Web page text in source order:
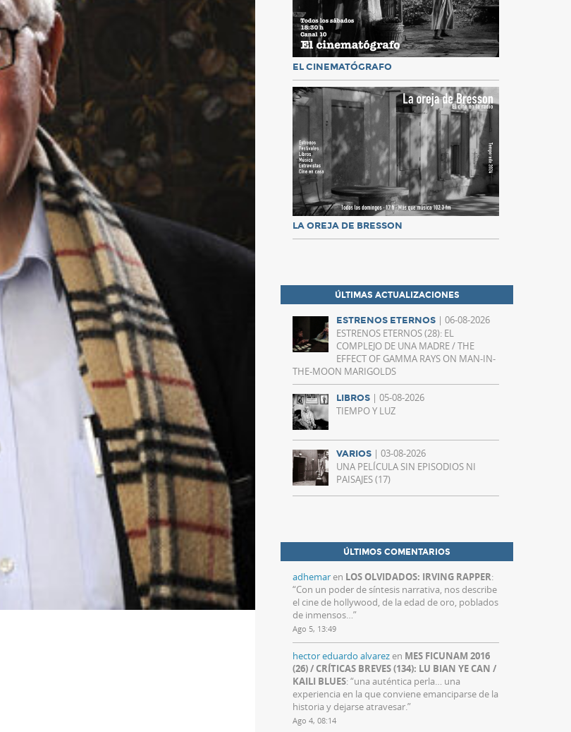
EL CINEMATÓGRAFO
LA OREJA DE BRESSON
ÚLTIMAS ACTUALIZACIONES
ESTRENOS ETERNOS | 06-08-2026
ESTRENOS ETERNOS (28): EL
COMPLEJO DE UNA MADRE / THE
EFFECT OF GAMMA RAYS ON MAN-IN-
THE-MOON MARIGOLDS
LIBROS | 05-08-2026
TIEMPO Y LUZ
VARIOS | 03-08-2026
UNA PELÍCULA SIN EPISODIOS NI
PAISAJES (17)
ÚLTIMOS COMENTARIOS
adhemaren LOS OLVIDADOS: IRVING RAPPER:
“Con un poder de síntesis narrativa, nos describe
el cine de hollywood, de la edad de oro, poblados
de inmensos…”
Ago 5, 13:49
hector eduardo alvarezen MES FICUNAM 2016
(26) / CRÍTICAS BREVES (134): LU BIAN YE CAN /
KAILI BLUES: “una auténtica perla… una
experiencia en la que conviene emanciparse de la
historia y dejarse atravesar.”
Ago 4, 08:14